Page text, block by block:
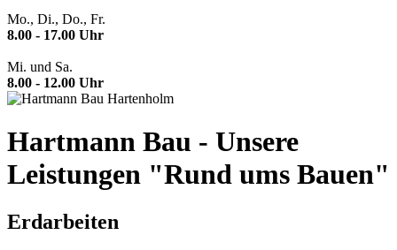
Mo., Di., Do., Fr.
8.00 - 17.00 Uhr
Mi. und Sa.
8.00 - 12.00 Uhr
Hartmann Bau - Unsere
Leistungen "Rund ums Bauen"
Erdarbeiten